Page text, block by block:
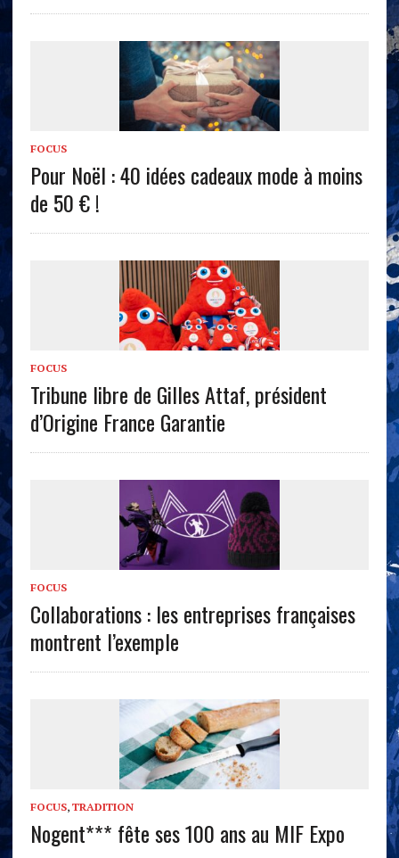
FOCUS
Pour Noël : 40 idées cadeaux mode à moins
de 50 € !
FOCUS
Tribune libre de Gilles Attaf, président
d’Origine France Garantie
FOCUS
Collaborations : les entreprises françaises
montrent l’exemple
FOCUS, TRADITION
Nogent*** fête ses 100 ans au MIF Expo